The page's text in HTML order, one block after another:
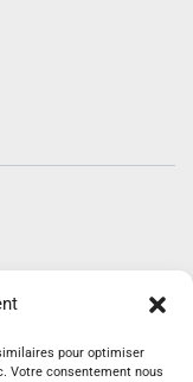
pour optimiser
Votre consentement nous